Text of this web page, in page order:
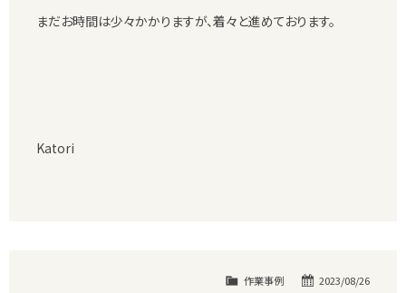
まだお時間は少々かかりますが、着々と進めております。
Katori
2023/08/26
作業事例